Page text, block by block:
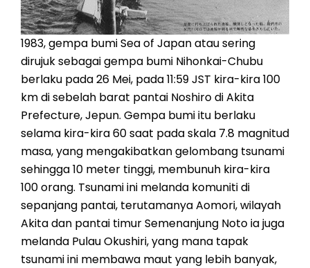
1983, gempa bumi Sea of Japan atau sering
dirujuk sebagai gempa bumi Nihonkai-Chubu
berlaku pada 26 Mei, pada 11:59 JST kira-kira 100
km di sebelah barat pantai Noshiro di Akita
Prefecture, Jepun. Gempa bumi itu berlaku
selama kira-kira 60 saat pada skala 7.8 magnitud
masa, yang mengakibatkan gelombang tsunami
sehingga 10 meter tinggi, membunuh kira-kira
100 orang. Tsunami ini melanda komuniti di
sepanjang pantai, terutamanya Aomori, wilayah
Akita dan pantai timur Semenanjung Noto ia juga
melanda Pulau Okushiri, yang mana tapak
tsunami ini membawa maut yang lebih banyak,